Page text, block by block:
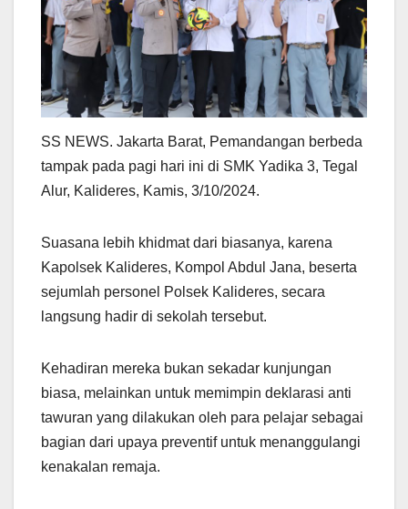
SS NEWS. Jakarta Barat, Pemandangan berbeda
tampak pada pagi hari ini di SMK Yadika 3, Tegal
Alur, Kalideres, Kamis, 3/10/2024.
Suasana lebih khidmat dari biasanya, karena
Kapolsek Kalideres, Kompol Abdul Jana, beserta
sejumlah personel Polsek Kalideres, secara
langsung hadir di sekolah tersebut.
Kehadiran mereka bukan sekadar kunjungan
biasa, melainkan untuk memimpin deklarasi anti
tawuran yang dilakukan oleh para pelajar sebagai
bagian dari upaya preventif untuk menanggulangi
kenakalan remaja.